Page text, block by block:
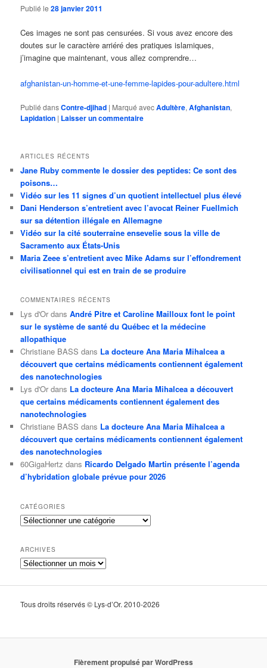
Publié le28 janvier 2011
Ces images ne sont pas censurées. Si vous avez encore des
doutes sur le caractère arriéré des pratiques islamiques,
j’imagine que maintenant, vous allez comprendre…
afghanistan-un-homme-et-une-femme-lapides-pour-adultere.html
Publié dansContre-djihad | Marqué avecAdultère,Afghanistan,
Lapidation | Laisser un commentaire
ARTICLES RÉCENTS
Jane Ruby commente le dossier des peptides: Ce sont des
poisons…
Vidéo sur les 11 signes d’un quotient intellectuel plus élevé
Dani Henderson s’entretient avec l’avocat Reiner Fuellmich
sur sa détention illégale en Allemagne
Vidéo sur la cité souterraine ensevelie sous la ville de
Sacramento aux États-Unis
Maria Zeee s’entretient avec Mike Adams sur l’effondrement
civilisationnel qui est en train de se produire
COMMENTAIRES RÉCENTS
Lys d'Or dansAndré Pitre et Caroline Mailloux font le point
sur le système de santé du Québec et la médecine
allopathique
Christiane BASS dans La docteure Ana Maria Mihalcea a
découvert que certains médicaments contiennent également
des nanotechnologies
Lys d'Or dans La docteure Ana Maria Mihalcea a découvert
que certains médicaments contiennent également des
nanotechnologies
Christiane BASS dans La docteure Ana Maria Mihalcea a
découvert que certains médicaments contiennent également
des nanotechnologies
60GigaHertz dans Ricardo Delgado Martin présente l’agenda
d’hybridation globale prévue pour 2026
CATÉGORIES
Catégories
ARCHIVES
Archives
Tous droits réservés © Lys-d’Or. 2010-2026
Fièrement propulsé par WordPress